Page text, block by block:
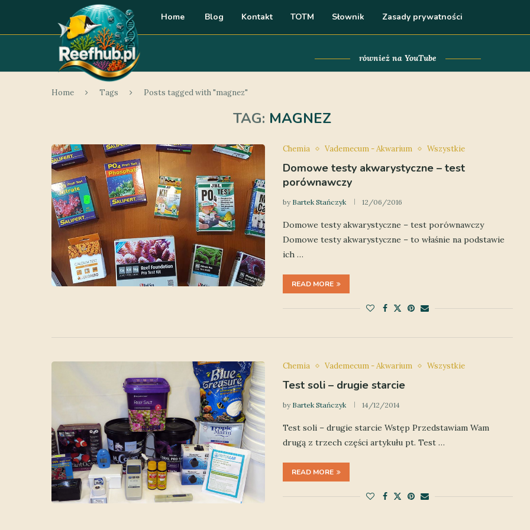
Home Blog Kontakt TOTM Słownik Zasady prywatności
również na YouTube
Home Tags Posts tagged with "magnez"
TAG: MAGNEZ
Chemia Vademecum - Akwarium Wszystkie
Domowe testy akwarystyczne – test
porównawczy
by Bartek Stańczyk 12/06/2016
Domowe testy akwarystyczne – test porównawczy
Domowe testy akwarystyczne – to właśnie na podstawie
ich …
READ MORE
Chemia Vademecum - Akwarium Wszystkie
Test soli – drugie starcie
by Bartek Stańczyk 14/12/2014
Test soli – drugie starcie Wstęp Przedstawiam Wam
drugą z trzech części artykułu pt. Test …
READ MORE